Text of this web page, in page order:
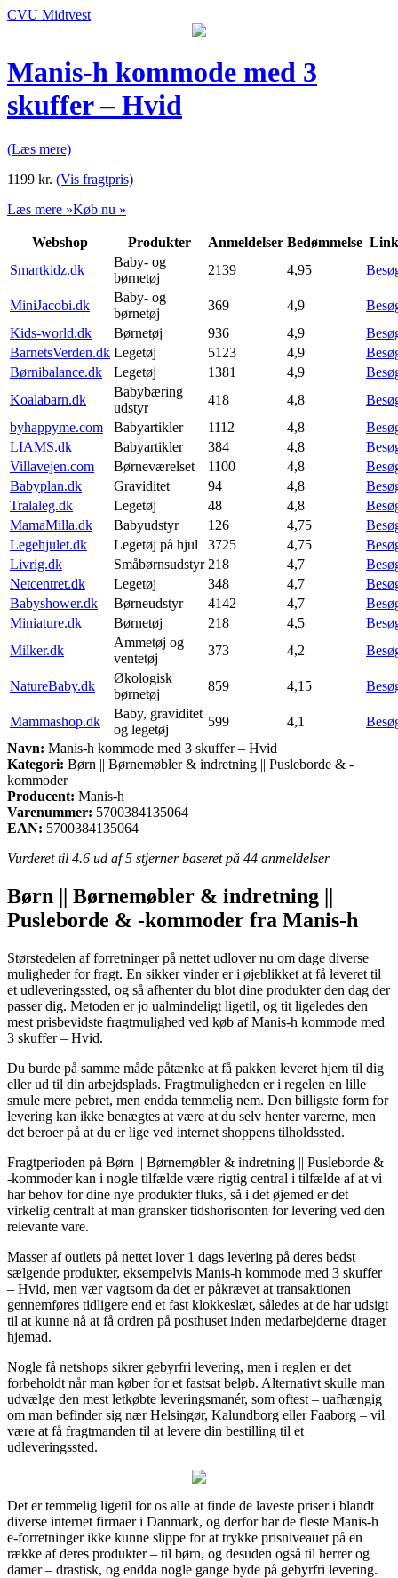
CVU Midtvest
Manis-h kommode med 3
skuffer – Hvid
(Læs mere)
1199 kr. (Vis fragtpris)
Læs mere »Køb nu »
Webshop Produkter Anmeldelser Bedømmelse Link
Smartkidz.dk
Baby- og
børnetøj
2139 4,95
MiniJacobi.dk
Baby- og
børnetøj
369 4,9
Kids-world.dk
Børnetøj 936 4,9
BarnetsVerden.dk Legetøj 5123 4,9
Børnibalance.dk
Legetøj 1381 4,9
Koalabarn.dk
Babybæring
udstyr
418 4,8
byhappyme.com
Babyartikler 1112 4,8
LIAMS.dk
Babyartikler 384 4,8
Villavejen.com
Børneværelset 1100 4,8
Babyplan.dk
Graviditet 94 4,8
Tralaleg.dk
Legetøj 48 4,8
MamaMilla.dk
Babyudstyr 126 4,75
Legehjulet.dk
Legetøj på hjul 3725 4,75
Livrig.dk
Småbørnsudstyr 218 4,7
Netcentret.dk
Legetøj 348 4,7
Babyshower.dk
Børneudstyr 4142 4,7
Miniature.dk
Børnetøj 218 4,5
Milker.dk
Ammetøj og
ventetøj
373 4,2
NatureBaby.dk
Økologisk
børnetøj
859 4,15
Mammashop.dk
Baby, graviditet
og legetøj
599 4,1
Navn: Manis-h kommode med 3 skuffer – Hvid
Kategori: Børn || Børnemøbler & indretning || Pusleborde & -
kommoder
Producent: Manis-h
Varenummer: 5700384135064
EAN: 5700384135064
Vurderet til 4.6 ud af 5 stjerner baseret på 44 anmeldelser
Børn || Børnemøbler & indretning ||
Pusleborde & -kommoder fra Manis-h
Størstedelen af forretninger på nettet udlover nu om dage diverse
muligheder for fragt. En sikker vinder er i øjeblikket at få leveret til
et udleveringssted, og så afhenter du blot dine produkter den dag der
passer dig. Metoden er jo ualmindeligt ligetil, og tit ligeledes den
mest prisbevidste fragtmulighed ved køb af Manis-h kommode med
3 skuffer – Hvid.
Du burde på samme måde påtænke at få pakken leveret hjem til dig
eller ud til din arbejdsplads. Fragtmuligheden er i regelen en lille
smule mere pebret, men endda temmelig nem. Den billigste form for
levering kan ikke benægtes at være at du selv henter varerne, men
det beroer på at du er lige ved internet shoppens tilholdssted.
Fragtperioden på Børn || Børnemøbler & indretning || Pusleborde &
-kommoder kan i nogle tilfælde være rigtig central i tilfælde af at vi
har behov for dine nye produkter fluks, så i det øjemed er det
virkelig centralt at man gransker tidshorisonten for levering ved den
relevante vare.
Masser af outlets på nettet lover 1 dags levering på deres bedst
sælgende produkter, eksempelvis Manis-h kommode med 3 skuffer
– Hvid, men vær vagtsom da det er påkrævet at transaktionen
gennemføres tidligere end et fast klokkeslæt, således at de har udsigt
til at kunne nå at få ordren på posthuset inden medarbejderne drager
hjemad.
Nogle få netshops sikrer gebyrfri levering, men i reglen er det
forbeholdt når man køber for et fastsat beløb. Alternativt skulle man
udvælge den mest letkøbte leveringsmanér, som oftest – uafhængig
om man befinder sig nær Helsingør, Kalundborg eller Faaborg – vil
være at få fragtmanden til at levere din bestilling til et
udleveringssted.
Det er temmelig ligetil for os alle at finde de laveste priser i blandt
diverse internet firmaer i Danmark, og derfor har de fleste Manis-h
e-forretninger ikke kunne slippe for at trykke prisniveauet på en
række af deres produkter – til børn, og desuden også til herrer og
damer – drastisk, og endda nogle gange byde på gebyrfri levering.